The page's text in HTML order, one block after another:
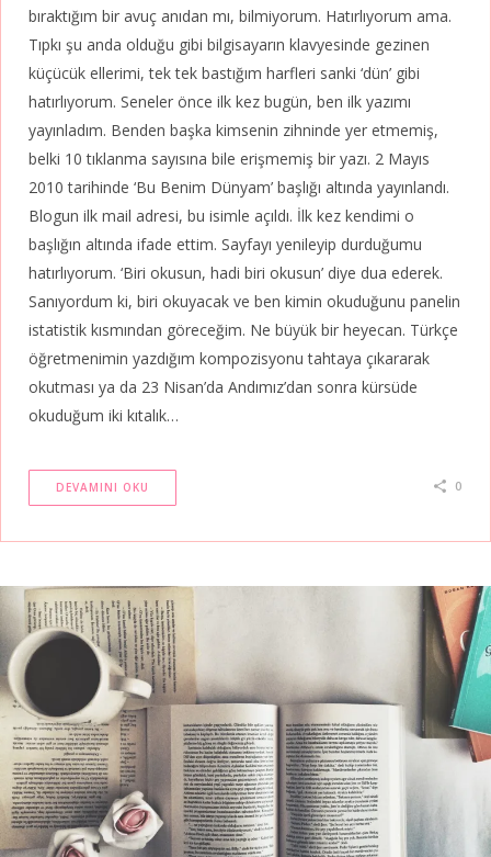
bıraktığım bir avuç anıdan mı, bilmiyorum. Hatırlıyorum ama.
Tıpkı şu anda olduğu gibi bilgisayarın klavyesinde gezinen
küçücük ellerimi, tek tek bastığım harfleri sanki ‘dün’ gibi
hatırlıyorum. Seneler önce ilk kez bugün, ben ilk yazımı
yayınladım. Benden başka kimsenin zihninde yer etmemiş,
belki 10 tıklanma sayısına bile erişmemiş bir yazı. 2 Mayıs
2010 tarihinde ‘Bu Benim Dünyam’ başlığı altında yayınlandı.
Blogun ilk mail adresi, bu isimle açıldı. İlk kez kendimi o
başlığın altında ifade ettim. Sayfayı yenileyip durduğumu
hatırlıyorum. ‘Biri okusun, hadi biri okusun’ diye dua ederek.
Sanıyordum ki, biri okuyacak ve ben kimin okuduğunu panelin
istatistik kısmından göreceğim. Ne büyük bir heyecan. Türkçe
öğretmenimin yazdığım kompozisyonu tahtaya çıkararak
okutması ya da 23 Nisan’da Andımız’dan sonra kürsüde
okuduğum iki kıtalık…
DEVAMINI OKU 0